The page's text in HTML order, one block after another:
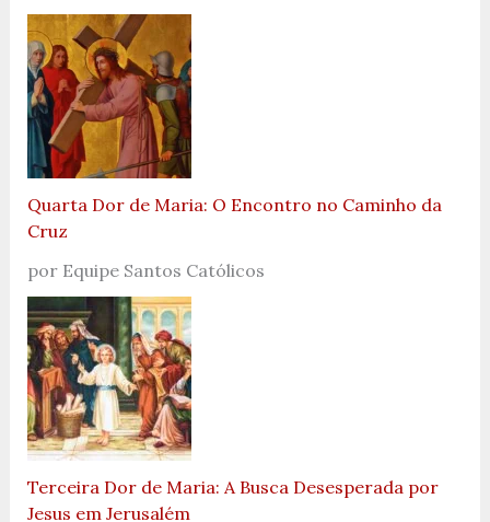
Quarta Dor de Maria: O Encontro no Caminho da
Cruz
por Equipe Santos Católicos
Terceira Dor de Maria: A Busca Desesperada por
Jesus em Jerusalém